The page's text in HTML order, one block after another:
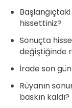
hissettiniz?
Sonuçta
değiştiğinde
İrade son
Rüyanın
baskın kaldı?